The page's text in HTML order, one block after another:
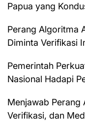
Papua yang
Perang Algoritma
Diminta Verifikasi
Pemerintah
Nasional Hadapi
Menjawab Perang
Verifikasi, dan